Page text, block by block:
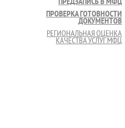
ПРОВЕРКА ГОТОВНОСТИ
ДОКУМЕНТОВ
РЕГИОНАЛЬНАЯ ОЦЕНКА
КАЧЕСТВА УСЛУГ МФЦ